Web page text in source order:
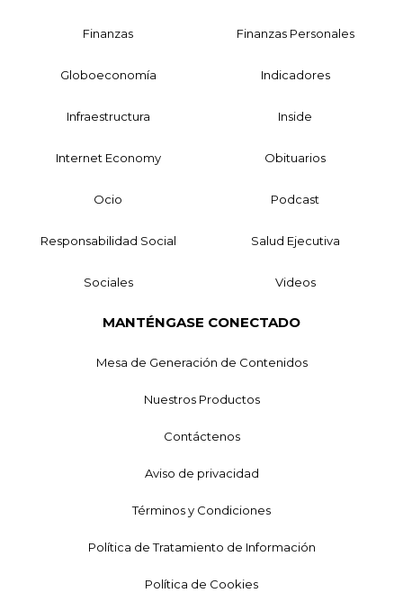
Finanzas Finanzas Personales
Globoeconomía Indicadores
Infraestructura Inside
Internet Economy Obituarios
Ocio Podcast
Responsabilidad Social Salud Ejecutiva
Sociales Videos
MANTÉNGASE CONECTADO
Mesa de Generación de Contenidos
Nuestros Productos
Contáctenos
Aviso de privacidad
Términos y Condiciones
Política de Tratamiento de Información
Política de Cookies